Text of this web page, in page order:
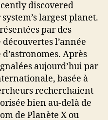
par des
l’année
Après
aujourd’hui par
basée à
recherchaient
bien au-delà de
de Planète X ou